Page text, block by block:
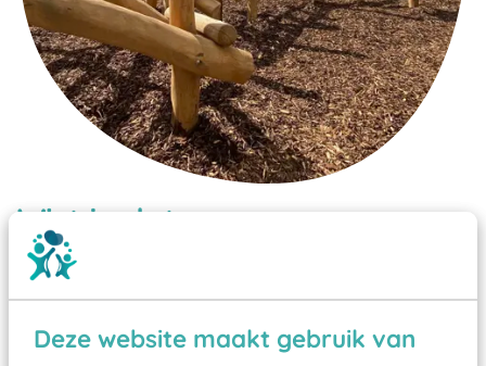
Deze website maakt gebruik van
Wist je dat:
Vanaf een valhoogte van 1,5 meter een speciale
Elk speeltoestel in de openbare ruimte voorzien